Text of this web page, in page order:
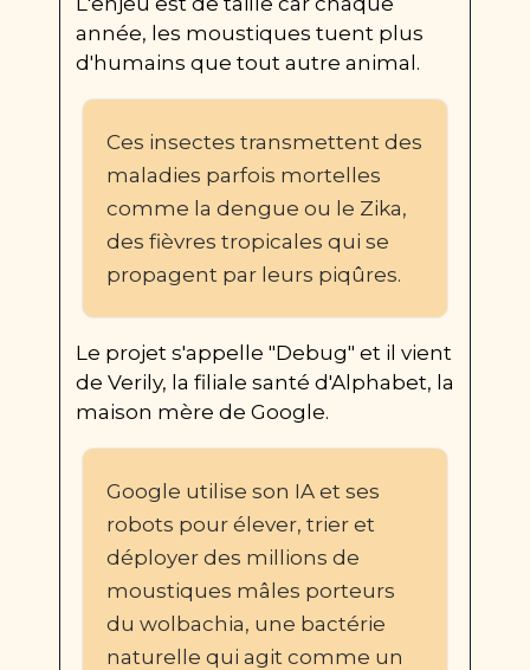
année, les moustiques tuent plus
d'humains que tout autre animal.
Ces insectes transmettent des
maladies parfois mortelles
comme la dengue ou le Zika,
des fièvres tropicales qui se
propagent par leurs piqûres.
Le projet s'appelle "Debug" et il vient
de Verily, la filiale santé d'Alphabet, la
maison mère de Google.
Google utilise son IA et ses
robots pour élever, trier et
déployer des millions de
moustiques mâles porteurs
du wolbachia, une bactérie
naturelle qui agit comme un